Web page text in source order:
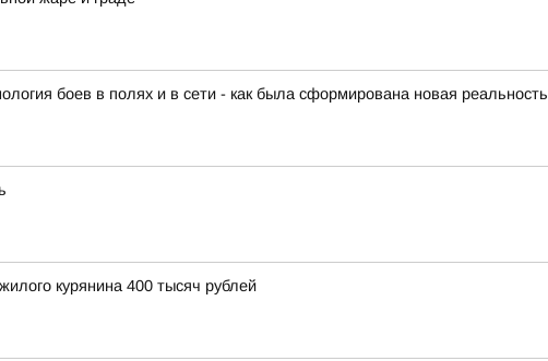
боев в полях и в сети - как была сформирована новая реальность
курянина 400 тысяч рублей